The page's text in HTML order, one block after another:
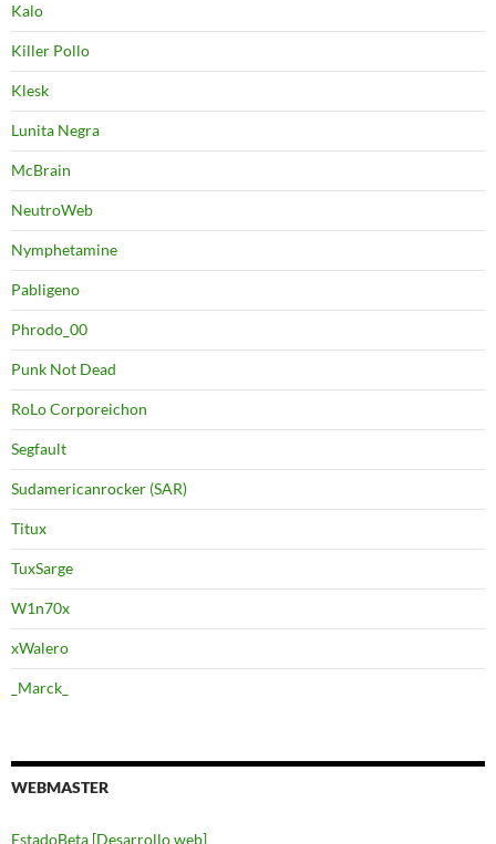
Kalo
Killer Pollo
Klesk
Lunita Negra
McBrain
NeutroWeb
Nymphetamine
Pabligeno
Phrodo_00
Punk Not Dead
RoLo Corporeichon
Segfault
Sudamericanrocker (SAR)
Titux
TuxSarge
W1n70x
xWalero
_Marck_
WEBMASTER
EstadoBeta [Desarrollo web]